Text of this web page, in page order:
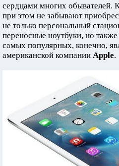
сердцами многих обывателей.
при этом не забывают
не только персональный
переносные ноутбуки, но
самых популярных, конечно,
американской компании Apple.